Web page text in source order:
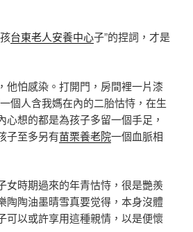
台東老人安養中心子”的捏詞，才是
怕感染。打開門，房間裡一片漆
個人含我媽在內的二胎怙恃，在生
心想的都是為孩子多留一個手足，
子至多另有苗栗養老院一個血脈相
時期過來的年青怙恃，很是艷羨
陶陶油墨晴雪真要觉得，本身沒體
可以或許享用這種親情，以是便懷